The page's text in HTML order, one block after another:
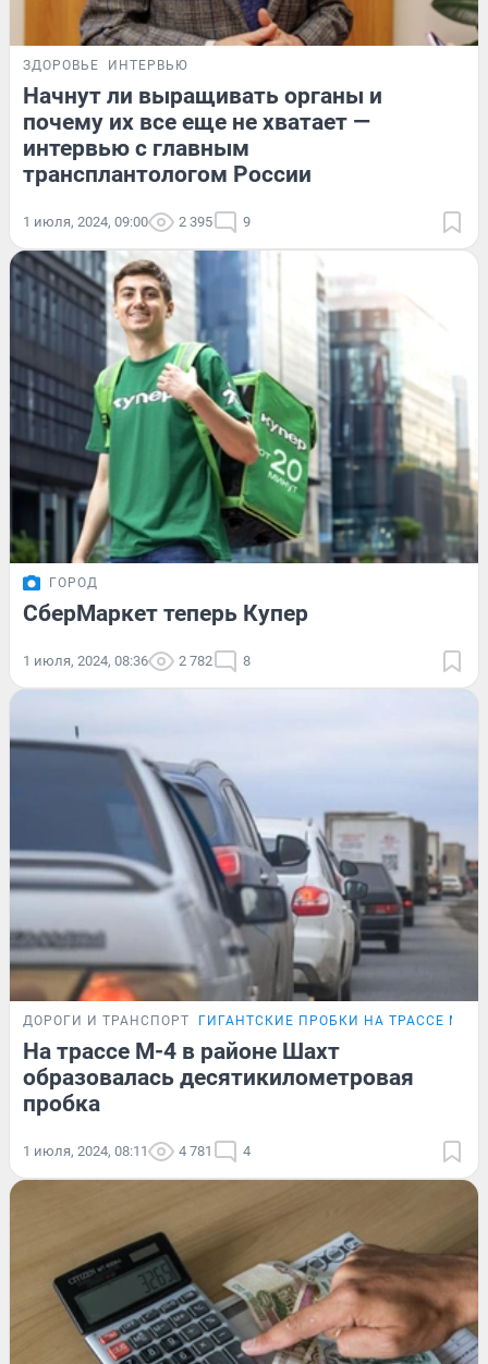
ЗДОРОВЬЕ ИНТЕРВЬЮ
Начнут ли выращивать органы и
почему их все еще не хватает —
интервью с главным
трансплантологом России
1 июля, 2024, 09:00 2 395 9
ГОРОД
СберМаркет теперь Купер
1 июля, 2024, 08:36 2 782 8
ДОРОГИ И ТРАНСПОРТ ГИГАНТСКИЕ ПРОБКИ НА ТРАССЕ М-4
На трассе М-4 в районе Шахт
образовалась десятикилометровая
пробка
1 июля, 2024, 08:11 4 781 4